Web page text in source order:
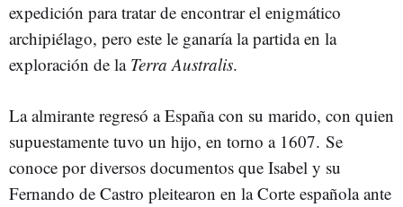
expedición para tratar de encontrar el enigmático
archipiélago, pero este le ganaría la partida en la
exploración de la Terra Australis.
La almirante regresó a España con su marido, con quien
supuestamente tuvo un hijo, en torno a 1607. Se
conoce por diversos documentos que Isabel y su
Fernando de Castro pleitearon en la Corte española ante